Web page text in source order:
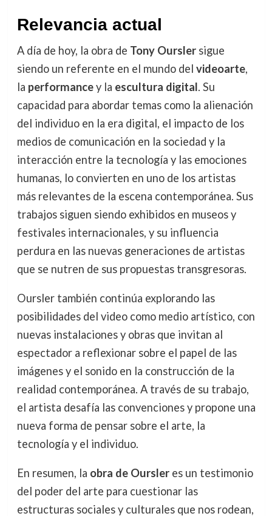
Relevancia actual
A día de hoy, la obra de Tony Ourslersigue
siendo un referente en el mundo del videoarte,
la performancey la escultura digital. Su
capacidad para abordar temas como la alienación
del individuo en la era digital, el impacto de los
medios de comunicación en la sociedad y la
interacción entre la tecnología y las emociones
humanas, lo convierten en uno de los artistas
más relevantes de la escena contemporánea. Sus
trabajos siguen siendo exhibidos en museos y
festivales internacionales, y su influencia
perdura en las nuevas generaciones de artistas
que se nutren de sus propuestas transgresoras.
Oursler también continúa explorando las
posibilidades del video como medio artístico, con
nuevas instalaciones y obras que invitan al
espectador a reflexionar sobre el papel de las
imágenes y el sonido en la construcción de la
realidad contemporánea. A través de su trabajo,
el artista desafía las convenciones y propone una
nueva forma de pensar sobre el arte, la
tecnología y el individuo.
En resumen, la obra de Oursleres un testimonio
del poder del arte para cuestionar las
estructuras sociales y culturales que nos rodean,